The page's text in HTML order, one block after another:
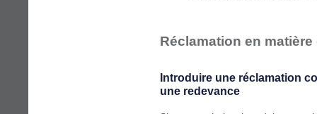
Réclamation en
Introduire une réclamation
une redevance